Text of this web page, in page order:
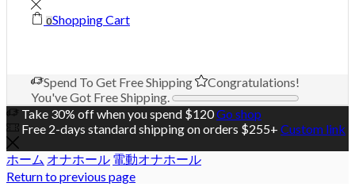
0Shopping Cart
Spend To Get Free Shipping
Congratulations!
You've Got Free Shipping.
Take 30% off when you spend $120Go shop
Free 2-days standard shipping on orders $255+ Custom link
ホーム オナホール 電動オナホール
Return to previous page